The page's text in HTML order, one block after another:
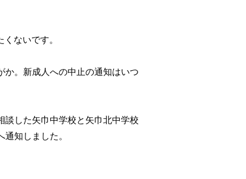
ないです。
か。新成人への中止の通知はいつ
した矢巾中学校と矢巾北中学校
通知しました。